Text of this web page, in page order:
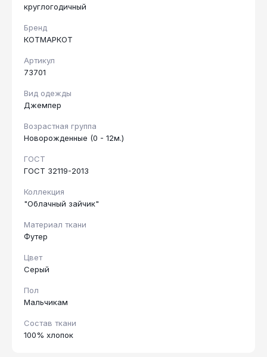
круглогодичный
Бренд
КОТМАРКОТ
Артикул
73701
Вид одежды
Джемпер
Возрастная группа
Новорожденные (0 - 12м.)
ГОСТ
ГОСТ 32119-2013
Коллекция
"Облачный зайчик"
Материал ткани
Футер
Цвет
Серый
Пол
Мальчикам
Состав ткани
100% хлопок